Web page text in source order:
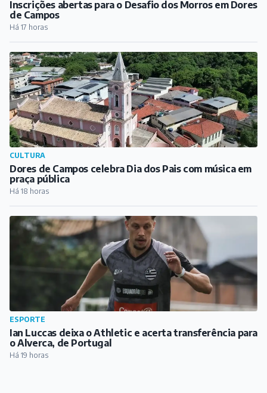
Inscrições abertas para o Desafio dos Morros em Dores
de Campos
Há 17 horas
CULTURA
Dores de Campos celebra Dia dos Pais com música em
praça pública
Há 18 horas
ESPORTE
Ian Luccas deixa o Athletic e acerta transferência para
o Alverca, de Portugal
Há 19 horas